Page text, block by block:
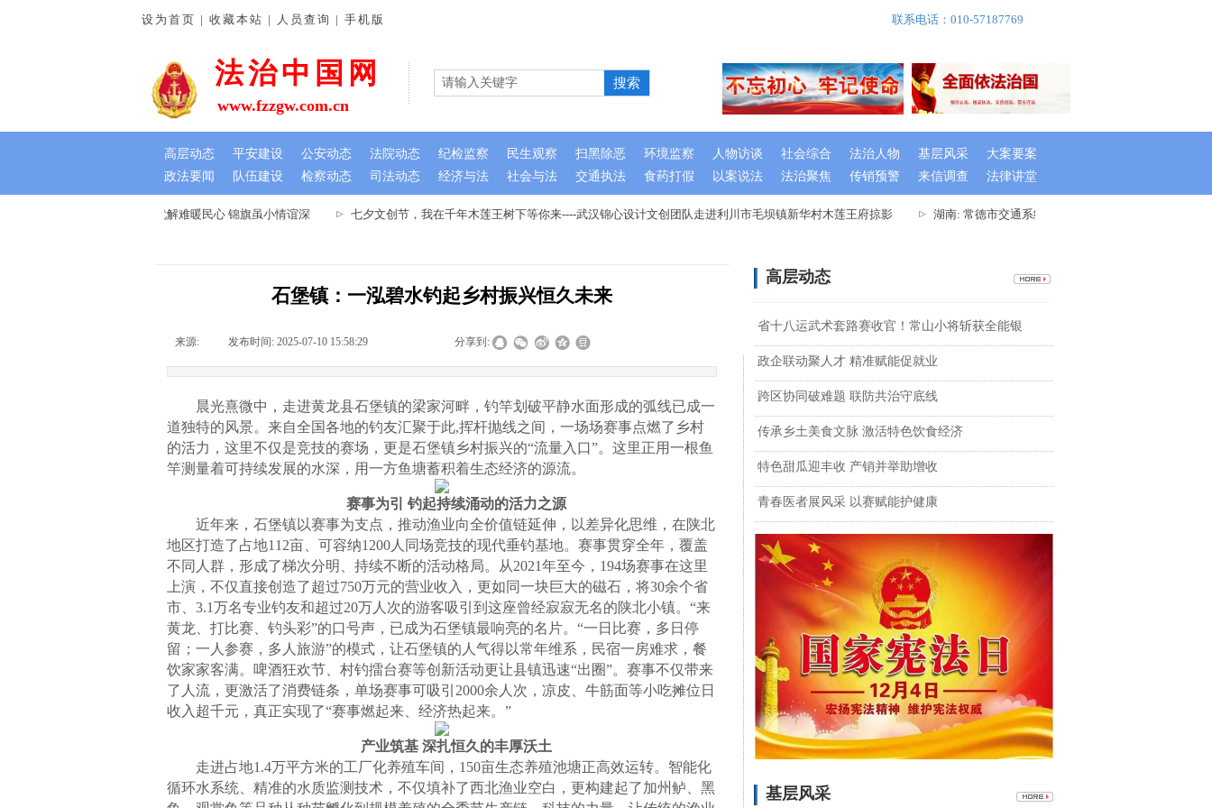
河南通许法院：排忧解难暖民心 锦旗虽小情谊深 七夕文创节，我在千年木莲王树下等你来----武汉锦心设计文创团队走进利川市毛坝镇新华村木莲王府掠影 湖南: 常德市交通系统举办出租车驾驶员创文专题培训班
法治中国网
政法要闻 队伍建设 检察动态 司法动态 经济与法 社会与法 交通执法 食药打假 以案说法 法治聚焦 传销预警 来信调查 法律讲堂
设为首页 | 收藏本站 | 人员查询 | 手机版 联系电话：010-57187769
搜索
www.fzzgw.com.cn
高层动态 平安建设 公安动态 法院动态 纪检监察 民生观察 扫黑除恶 环境监察 人物访谈 社会综合 法治人物 基层风采 大案要案
高层动态
石堡镇：一泓碧水钓起乡村振兴恒久未来
来源: 发布时间: 2025-07-10 15:58:29 分享到:
晨光熹微中，走进黄龙县石堡镇的梁家河畔，钓竿划破平静水面形成的弧线已成一
道独特的风景。来自全国各地的钓友汇聚于此,挥杆抛线之间，一场场赛事点燃了乡村
的活力，这里不仅是竞技的赛场，更是石堡镇乡村振兴的“流量入口”。这里正用一根鱼
竿测量着可持续发展的水深，用一方鱼塘蓄积着生态经济的源流。
赛事为引 钓起持续涌动的活力之源
近年来，石堡镇以赛事为支点，推动渔业向全价值链延伸，以差异化思维，在陕北
地区打造了占地112亩、可容纳1200人同场竞技的现代垂钓基地。赛事贯穿全年，覆盖
不同人群，形成了梯次分明、持续不断的活动格局。从2021年至今，194场赛事在这里
上演，不仅直接创造了超过750万元的营业收入，更如同一块巨大的磁石，将30余个省
市、3.1万名专业钓友和超过20万人次的游客吸引到这座曾经寂寂无名的陕北小镇。“来
黄龙、打比赛、钓头彩”的口号声，已成为石堡镇最响亮的名片。“一日比赛，多日停
留；一人参赛，多人旅游”的模式，让石堡镇的人气得以常年维系，民宿一房难求，餐
饮家家客满。啤酒狂欢节、村钓擂台赛等创新活动更让县镇迅速“出圈”。赛事不仅带来
了人流，更激活了消费链条，单场赛事可吸引2000余人次，凉皮、牛筋面等小吃摊位日
收入超千元，真正实现了“赛事燃起来、经济热起来。”
产业筑基 深扎恒久的丰厚沃土
走进占地1.4万平方米的工厂化养殖车间，150亩生态养殖池塘正高效运转。智能化
循环水系统、精准的水质监测技术，不仅填补了西北渔业空白，更构建起了加州鲈、黑
省十八运武术套路赛收官！常山小将斩获全能银
政企联动聚人才 精准赋能促就业
跨区协同破难题 联防共治守底线
传承乡土美食文脉 激活特色饮食经济
特色甜瓜迎丰收 产销并举助增收
青春医者展风采 以赛赋能护健康
基层风采